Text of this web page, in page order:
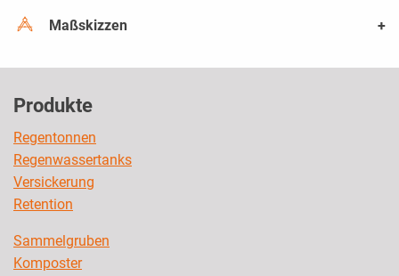
Maßskizzen
Produkte
Regentonnen
Regenwassertanks
Versickerung
Retention
Sammelgruben
Komposter